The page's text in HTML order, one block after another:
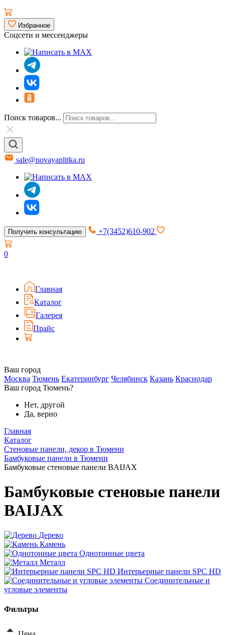
Избранное
Соцсети и мессенджеры
Поиск товаров...
sale@novayaplitka.ru
Получить консультацию +7(3452)610-902
0
Главная
Каталог
Галерея
Прайс
Ваш город
Москва Тюмень Екатеринбург Челябинск Казань Краснодар
Ваш город Тюмень?
Нет, другой
Да, верно
Главная
Каталог
Стеновые панели, декор в Тюмени
Бамбуковые панели в Тюмени
Бамбуковые стеновые панели BAIJAX
Бамбуковые стеновые панели
BAIJAX
Дерево
Камень
Однотонные цвета
Металл
Интерьерные панели SPC HD
Соединительные и
угловые элементы
Фильтры